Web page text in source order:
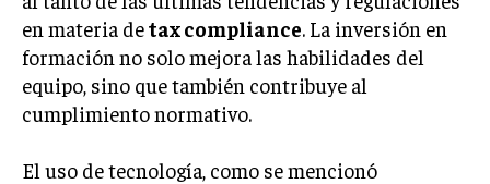
en materia detax compliance. La inversión en
formación no solo mejora las habilidades del
equipo, sino que también contribuye al
cumplimiento normativo.
El uso de tecnología, como se mencionó